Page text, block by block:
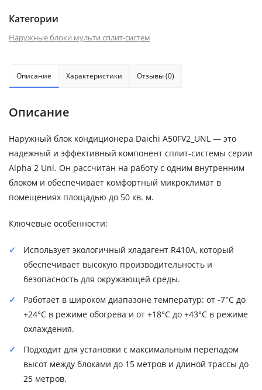
Категории
Наружные блоки мульти сплит-систем
Описание Характеристики Отзывы (0)
Описание
Наружный блок кондиционера Daichi A50FV2_UNL — это
надежный и эффективный компонент сплит-системы серии
Alpha 2 Unl. Он рассчитан на работу с одним внутренним
блоком и обеспечивает комфортный микроклимат в
помещениях площадью до 50 кв. м.
Ключевые особенности:
Использует экологичный хладагент R410A, который
обеспечивает высокую производительность и
безопасность для окружающей среды.
Работает в широком диапазоне температур: от -7°C до
+24°C в режиме обогрева и от +18°C до +43°C в режиме
охлаждения.
Подходит для установки с максимальным перепадом
высот между блоками до 15 метров и длиной трассы до
25 метров.